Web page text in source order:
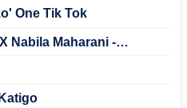
One Tik Tok
Nabila Maharani -